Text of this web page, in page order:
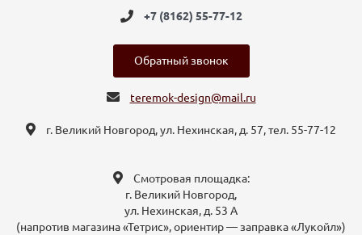
+7 (8162) 55-77-12
Обратный звонок
teremok-design@mail.ru
г. Великий Новгород, ул. Нехинская, д. 57, тел. 55-77-12
Смотровая площадка:
г. Великий Новгород,
ул. Нехинская, д. 53 А
(напротив магазина «Тетрис», ориентир — заправка «Лукойл»)